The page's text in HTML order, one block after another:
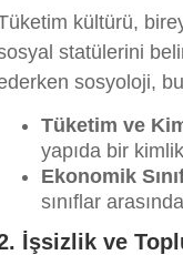
kültürü,
statülerini
sosyoloji, bu
Tüketim ve
yapıda bir
Ekonomik
sınıflar
İşsizlik ve